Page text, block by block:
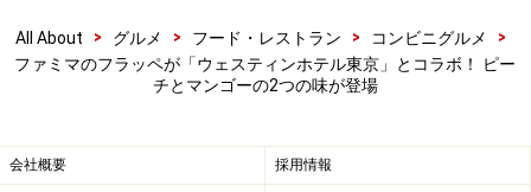
All About > グルメ > フード・レストラン > コンビニグルメ
>
ファミマのフラッペが「ウェスティンホテル東京」とコラボ！ ピー
チとマンゴーの2つの味が登場
会社概要 採用情報